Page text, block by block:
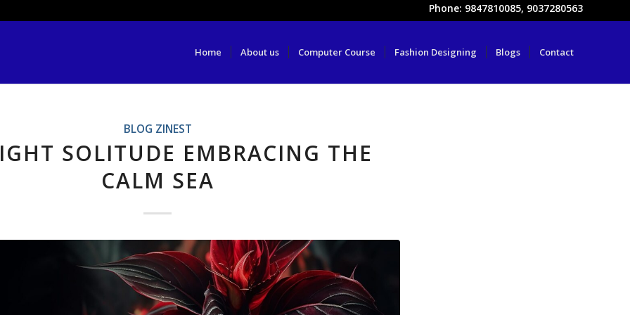
Phone: 9847810085, 9037280563
Home About us Computer Course Fashion Designing Blogs Contact
BLOG ZINEST
SOLITUDE EMBRACING THE
CALM SEA